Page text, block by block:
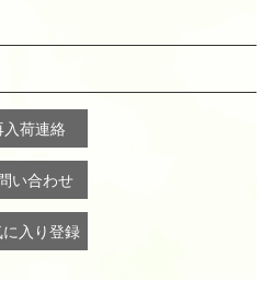
入荷連絡
い合わせ
に入り登録